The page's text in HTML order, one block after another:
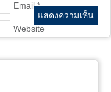
Email *
Website